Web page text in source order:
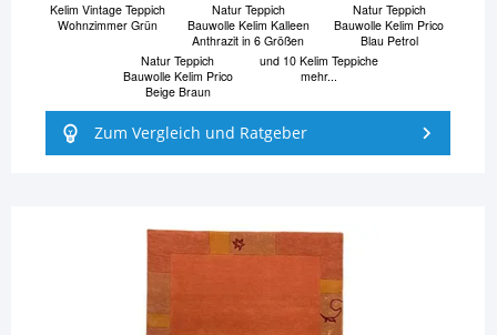
Kelim Vintage Teppich
Wohnzimmer Grün
Natur Teppich
Bauwolle Kelim Kalleen
Anthrazit in 6 Größen
Natur Teppich
Bauwolle Kelim Prico
Blau Petrol
Natur Teppich
Bauwolle Kelim Prico
Beige Braun
und 10 Kelim Teppiche
mehr...
Zum Vergleich und Ratgeber